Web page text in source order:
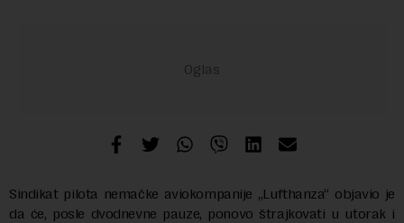
Sindikat pilota nemačke aviokompanije „Lufthanza“ objavio je
da će, posle dvodnevne pauze, ponovo štrajkovati u utorak i